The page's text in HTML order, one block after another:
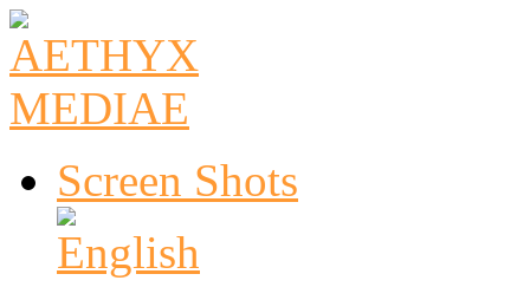
Screen Shots